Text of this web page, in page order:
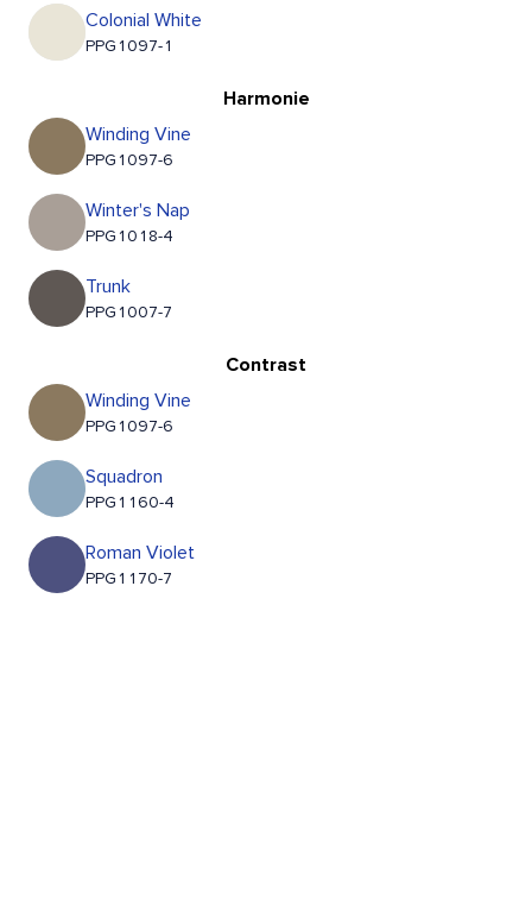
Colonial White
PPG1097-1
Harmonie
Winding Vine
PPG1097-6
Winter's Nap
PPG1018-4
Trunk
PPG1007-7
Contrast
Winding Vine
PPG1097-6
Squadron
PPG1160-4
Roman Violet
PPG1170-7